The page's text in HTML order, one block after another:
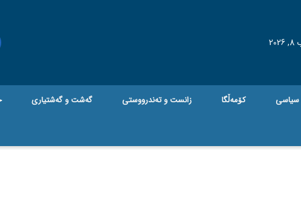
سیاسی کۆمەڵگا زانست و تەندرووستی گه‌شت و گه‌شتیاری